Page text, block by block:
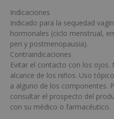
Indicaciones
Indicado para la sequedad
hormonales (ciclo menstrual,
peri y postmenopausia).
Contraindicaciones
Evitar el contacto con los ojos.
alcance de los niños. Uso
a alguno de los componentes.
consultar el prospecto del
con su médico o farmacéutico.